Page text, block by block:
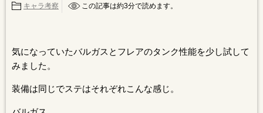
キャラ考察
この記事は約3分で読めます。
気になっていたバルガスとフレアのタンク性能を少し試して
みました。
装備は同じでステはそれぞれこんな感じ。